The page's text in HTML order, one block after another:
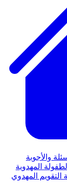
والأجوبة
الطفولة المهدوية
التقويم المهدوي